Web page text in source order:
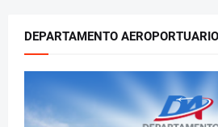
DEPARTAMENTO AEROPORTUARIO